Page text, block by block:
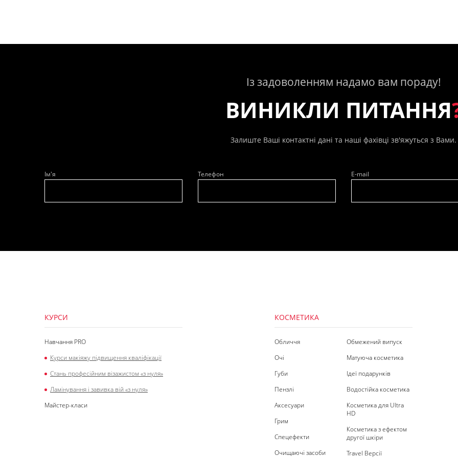
Із задоволенням надамо вам пораду!
ВИНИКЛИ ПИТАННЯ
Залиште Ваші контактні дані та наші фахівці зв'яжуться з Вами.
Ім'я Телефон
E-mail
КУРСИ
Навчання PRO
Курси макіяжу підвищення кваліфікації
Стань професійним візажистом «з нуля»
Ламінування і завивка вій «з нуля»
Майстер-класи
КОСМЕТИКА
Обличчя
Очі
Губи
Пензлі
Аксесуари
Грим
Спецефекти
Очищаючі засоби
Обмежений випуск
Матуюча косметика
Ідеї подарунків
Водостійка косметика
Косметика для Ultra
HD
Косметика з ефектом
другої шкіри
Travel Версії